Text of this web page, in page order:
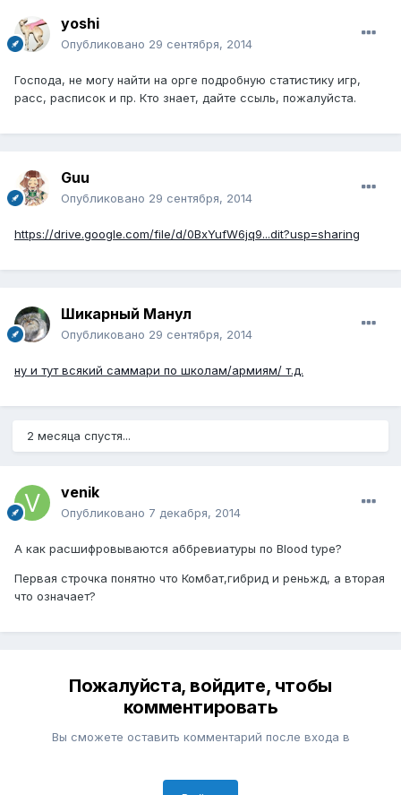
yoshi
Опубликовано 29 сентября, 2014
Господа, не могу найти на орге подробную статистику игр,
расс, расписок и пр. Кто знает, дайте ссыль, пожалуйста.
Guu
Опубликовано 29 сентября, 2014
https://drive.google.com/file/d/0BxYufW6jq9...dit?usp=sharing
Шикарный Манул
Опубликовано 29 сентября, 2014
ну и тут всякий саммари по школам/армиям/ т.д.
2 месяца спустя...
venik
Опубликовано 7 декабря, 2014
А как расшифровываются аббревиатуры по Blood type?
Первая строчка понятно что Комбат,гибрид и реньжд, а вторая
что означает?
Пожалуйста, войдите, чтобы
комментировать
Вы сможете оставить комментарий после входа в